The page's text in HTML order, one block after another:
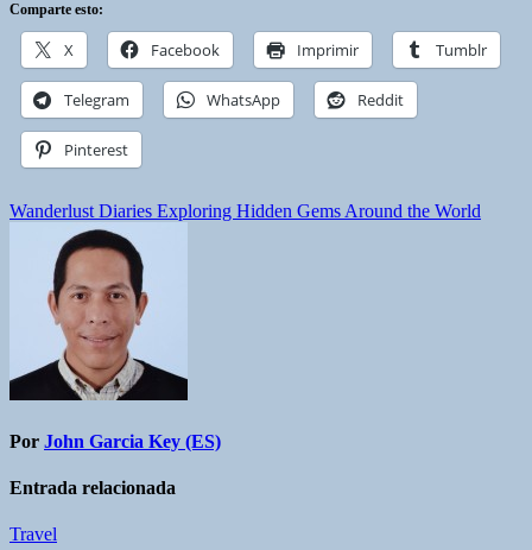
Comparte esto:
X Facebook Imprimir Tumblr
Telegram WhatsApp Reddit
Pinterest
Navegación
entradas
Wanderlust Diaries Exploring Hidden Gems Around the World
Por John Garcia Key (ES)
Entrada relacionada
Travel